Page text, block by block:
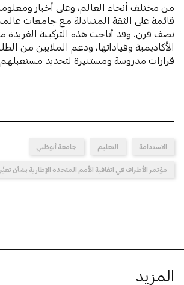
من مختلف أنحاء العالم، وعلى أخبار
قائمة على الثقة المتبادلة مع جامعات
نصف قرن. وقد أتاحت هذه التركيبة
الأكاديمية وقياداتها، ودعم الملايين من
قرارات مدروسة ومستنيرة لتحديد مستقبلهم.
الاستدامة التعليم جامعة أبوظبي
مؤتمر الأطراف في اتفاقية الأمم المتحدة الإطارية بشأن تغيُّر
المزيد